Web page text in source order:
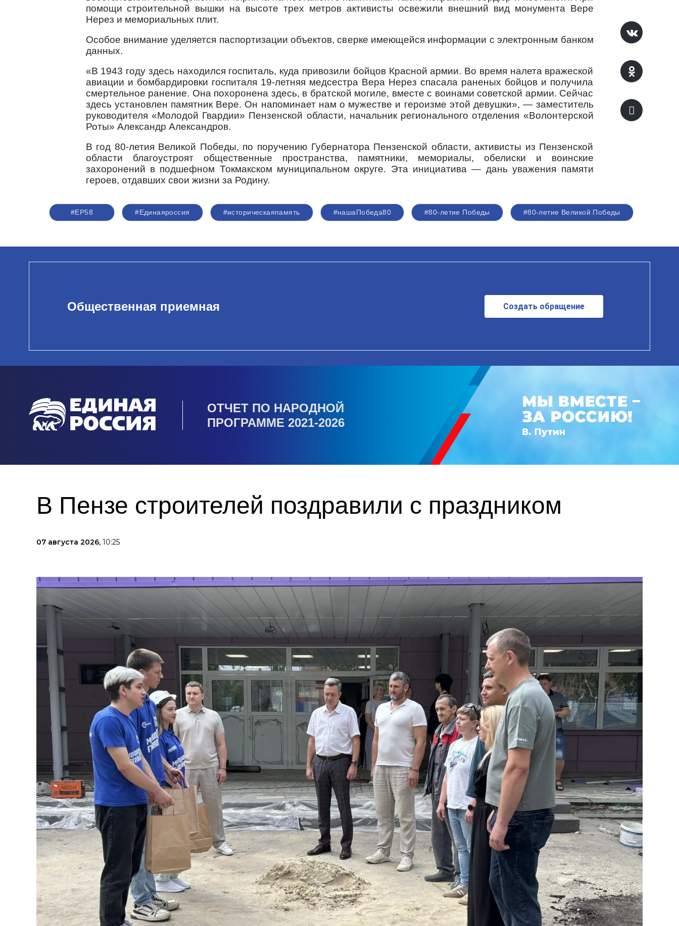
помощи строительной вышки на высоте трех метров активисты освежили внешний вид монумента Вере
Нерез и мемориальных плит.
Особое внимание уделяется паспортизации объектов, сверке имеющейся информации с электронным банком
данных.
«В 1943 году здесь находился госпиталь, куда привозили бойцов Красной армии. Во время налета вражеской
авиации и бомбардировки госпиталя 19-летняя медсестра Вера Нерез спасала раненых бойцов и получила
смертельное ранение. Она похоронена здесь, в братской могиле, вместе с воинами советской армии. Сейчас
здесь установлен памятник Вере. Он напоминает нам о мужестве и героизме этой девушки», — заместитель
руководителя «Молодой Гвардии» Пензенской области, начальник регионального отделения «Волонтерской
Роты» Александр Александров.
В год 80-летия Великой Победы, по поручению Губернатора Пензенской области, активисты из Пензенской
области благоустроят общественные пространства, памятники, мемориалы, обелиски и воинские
захоронений в подшефном Токмакском муниципальном округе. Эта инициатива — дань уважения памяти
героев, отдавших свои жизни за Родину.
#ЕР58 #Единаяроссия #историческаяпамять #нашаПобеда80 #80-летие Победы #80-летие Великой Победы
Общественная приемная Создать обращение
ОТЧЕТ ПО НАРОДНОЙ
ПРОГРАММЕ 2021-2026
В Пензе строителей поздравили с праздником
07 августа 2026, 10:25